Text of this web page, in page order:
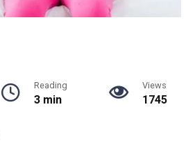
Reading
3 min
Views
1745